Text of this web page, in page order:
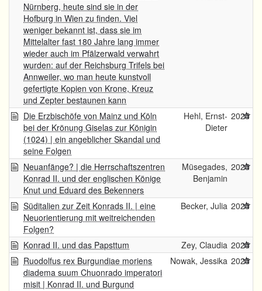
Nürnberg, heute sind sie in der
Hofburg in Wien zu finden. Viel
weniger bekannt ist, dass sie im
Mittelalter fast 180 Jahre lang immer
wieder auch im Pfälzerwald verwahrt
wurden: auf der Reichsburg Trifels bei
Annweiler, wo man heute kunstvoll
gefertigte Kopien von Krone, Kreuz
und Zepter bestaunen kann
Die Erzbischöfe von Mainz und Köln
bei der Krönung Giselas zur Königin
(1024) | ein angeblicher Skandal und
seine Folgen
Hehl, Ernst-
Dieter
2025
Neuanfänge? | die Herrschaftszentren
Konrad II. und der englischen Könige
Knut und Eduard des Bekenners
Müsegades,
Benjamin
2025
Süditalien zur Zeit Konrads II. | eine
Neuorientierung mit weitreichenden
Folgen?
Becker, Julia 2025
Konrad II. und das Papsttum Zey, Claudia 2025
Ruodolfus rex Burgundiae moriens
diadema suum Chuonrado imperatori
misit | Konrad II. und Burgund
Nowak, Jessika 2025